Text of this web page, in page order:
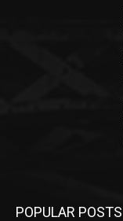
POPULAR POSTS